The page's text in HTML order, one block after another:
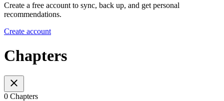
Create a free account to sync, back up, and get personal
recommendations.
Create account
Chapters
0 Chapters